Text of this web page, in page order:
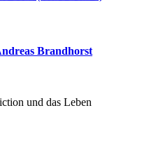
Brandhorst
und das Leben